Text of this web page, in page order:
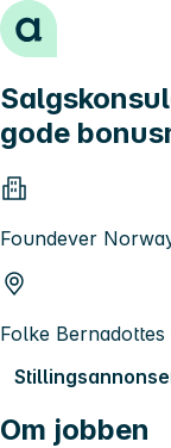
Hopp til innhold
gode
Foundever
Folke
Om jobben